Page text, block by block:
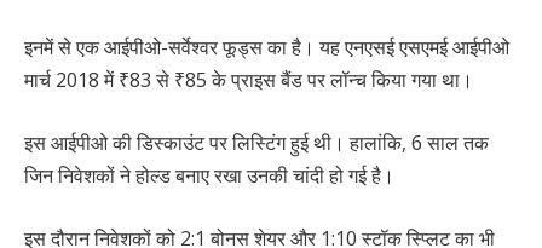
इनमें से एक आईपीओ-सर्वेश्वर फूड्स का है। यह एनएसई एसएमई आईपीओ
मार्च 2018 में ₹83 से ₹85 के प्राइस बैंड पर लॉन्च किया गया था।
इस आईपीओ की डिस्काउंट पर लिस्टिंग हुई थी। हालांकि, 6 साल तक
जिन निवेशकों ने होल्ड बनाए रखा उनकी चांदी हो गई है।
इस दौरान निवेशकों को 2:1 बोनस शेयर और 1:10 स्टॉक स्प्लिट का भी